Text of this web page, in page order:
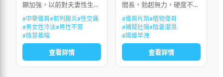
顯加強，以前對夫妻性生活
的懼怕感，隨時被沖動所替
代，能多次射精並達到多次
高潮，房事後能迅速生長補
充精子，不會因精歇而產生
疲勞感和影響腎功
#中華偉哥#前列腺炎#性交痛
#男女性冷淡#男性不育
#陰莖萎縮
查看詳情
間長，勃起無力，硬度不
夠，陽痿早洩，性生活持續
時間不夠，興奮和敏感度
低，性生活質量低下，射精
無力，射精疼痛，前列腺
炎，前列腺增生，陰
#偉哥片劑#植物偉哥
#補腎壯陽#陰囊潮濕
#陽痿早洩
查看詳情